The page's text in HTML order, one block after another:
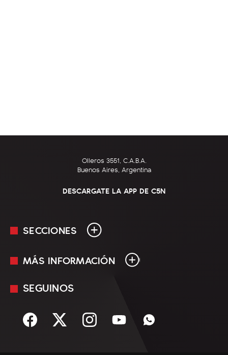
Olleros 3551, C.A.B.A.
Buenos Aires, Argentina
DESCARGATE LA APP DE C5N
SECCIONES
En Vivo
Sociedad
MÁS INFORMACIÓN
Mediakit
Términos y condiciones
SEGUINOS